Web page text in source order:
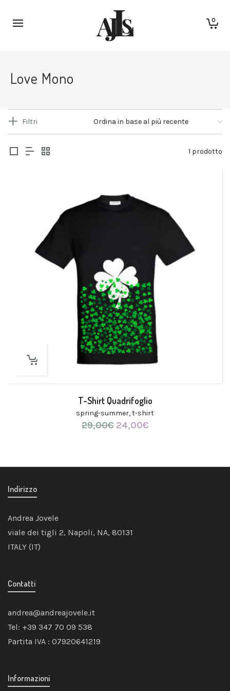
0
Love Mono
Filtri
1 prodotto
T-Shirt Quadrifoglio
spring-summer,t-shirt
29,00€ Il
29,00€.
24,00€Il
24,00€.
Indirizzo
Andrea Jovele
viale dei tigli 2, Napoli, NA, 80131
ITALY (IT)
Contatti
andrea@andreajovele.it
Tel: +39 347 70 09 538
Partita IVA : 07920641219
Informazioni